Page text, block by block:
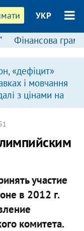
УКР
Фінансова
«дефіцит»
і мовчання
з цінами на
участие
в 2012 г.
комитета.